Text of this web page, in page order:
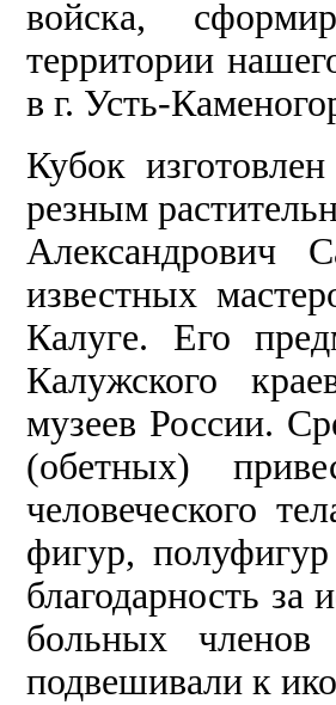
войска,
территории
в г. Усть-
Кубок
резным
Александрович
известных
Калуге. Его
Калужского
музеев России.
(обетных)
человеческого
фигур,
благодарность
больных
подвешивали к